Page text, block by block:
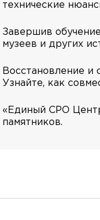
технические
Завершив
музеев и других
Восстановление и
Узнайте, как
«Единый СРО
памятников.